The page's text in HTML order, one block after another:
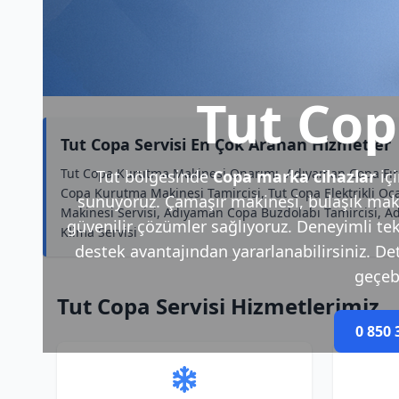
Tut
Tut bölgesindeCopa marka cihazlar
sunuyoruz. Çamaşır makinesi, bulaşık
güvenilir çözümler sağlıyoruz. Deneyimli
destek avantajından yararlanabilirsiniz.
0 850
Tut Copa Servisi En Çok Aranan Hizmetler
Tut Copa Kurutma Makinesi Onarımı, Adıyaman Copa
Copa Kurutma Makinesi Tamircisi, Tut Copa Elektrikli
Makinesi Servisi, Adıyaman Copa Buzdolabı Tamircisi,
Klima Servisi
Tut Copa Servisi Hizmetlerimiz